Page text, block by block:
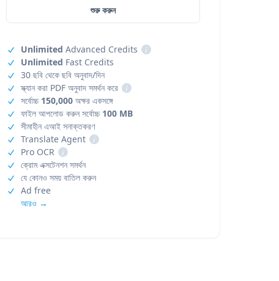
শুরু করুন
Unlimited Advanced Credits
i
Unlimited Fast Credits
30 ছবি থেকে ছবি অনুবাদ/দিন
স্ক্যান করা PDF অনুবাদ সমর্থন করে
i
সর্বোচ্চ 150,000অক্ষর একসঙ্গে
ফাইল আপলোড করুন সর্বোচ্চ 100 MB
সীমাহীন এআই সনাক্তকরণ
Translate Agent
i
Pro OCR
i
ক্রোম এক্সটেনশন সমর্থন
যে কোনও সময় বাতিল করুন
Ad free
আরও →